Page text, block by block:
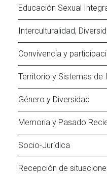
Educación Sexual
Interculturalidad,
Convivencia y
Territorio y Sistemas de
Género y Diversidad
Memoria y Pasado
Socio-Jurídica
Recepción de